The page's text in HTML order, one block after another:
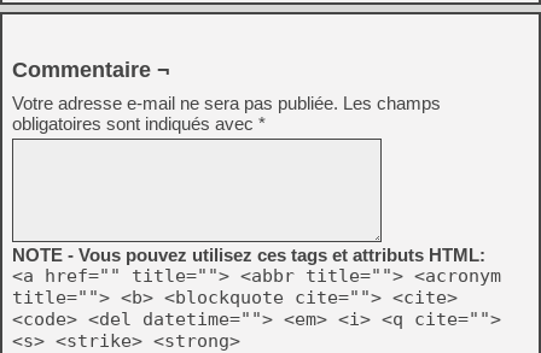
Commentaire ¬
Votre adresse e-mail ne sera pas publiée. Les champs
obligatoires sont indiqués avec *
NOTE - Vous pouvez utilisez ces tags et attributs HTML:
<a href="" title=""> <abbr title=""> <acronym
title=""> <b> <blockquote cite=""> <cite>
<code> <del datetime=""> <em> <i> <q cite="">
<s> <strike> <strong>